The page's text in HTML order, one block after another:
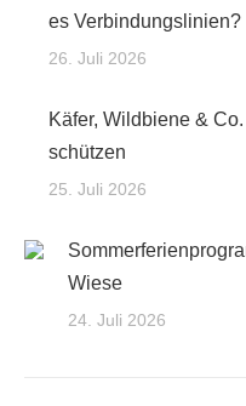
es Verbindungslinien?
26. Juli 2026
Käfer, Wildbiene &
schützen
25. Juli 2026
Wiese
24. Juli 2026